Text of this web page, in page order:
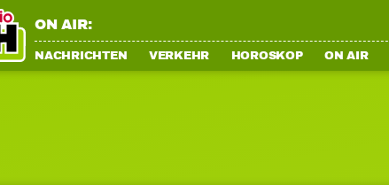
ON AIR:
NACHRICHTEN VERKEHR HOROSKOP ON AIR